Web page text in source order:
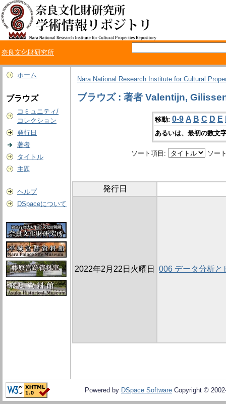
奈良文化財研究所
ホーム
ブラウズ
コミュニティ/
コレクション
発行日
著者
タイトル
主題
ヘルプ
DSpaceについて
Nara National Research Institute for Cultural
ブラウズ : 著者 Valentijn,
移動: 0-9 A B C D E
あるいは、最初の数文
ソート項目: ソー
発行日
2022年2月22日火曜日 006 データ分析と
Powered by DSpace Software Copyright ©